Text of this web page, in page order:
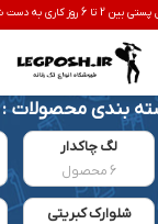
دست شما خواهد رسید.
بندی محصولات :
لگ چاکدار
6 محصول
شلوارک کبریتی